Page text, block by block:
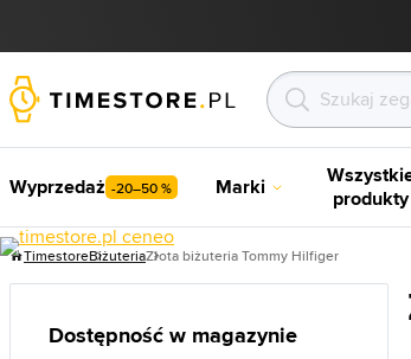
Wyprzedaż -20–50 % Marki
produkty
TimestoreBiżuteriaZłota biżuteria Tommy Hilfiger
Dostępność w magazynie